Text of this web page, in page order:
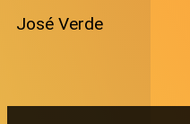
José Verde